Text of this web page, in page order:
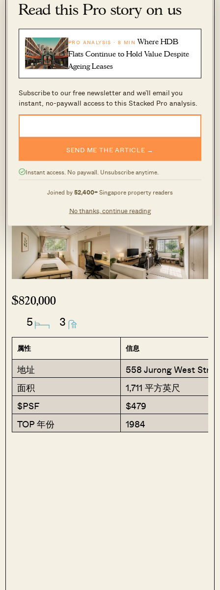
Read this Pro story on us
PRO ANALYSIS · 8 MIN Where HDB
Flats Continue to Hold Value Despite
Ageing Leases
Subscribe to our free newsletter and we’ll email you
instant, no-paywall access to this Stacked Pro analysis.
SEND ME THE ARTICLE →
Instant access. No paywall. Unsubscribe anytime.
Joined by52,400+Singapore property readers
No thanks, continue reading
或额外收纳区。厨房本身面积尤其可观，楼上三间
卧室同样尺度舒适。对于计划进行大幅翻新、并按
个人偏好全面定制空间的买家来说，这里的“骨架”
与布局可塑性在当下已十分难得。
查看此房源
558 Jurong West Street 42
$820,000
5 3
属性 信息
地址
558 Jurong West
面积
1,711 平方英尺
$PSF
$479
TOP 年份
1984